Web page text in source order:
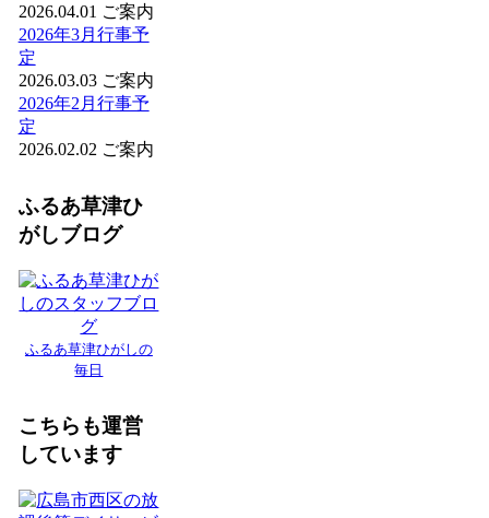
2026.04.01 ご案内
2026年3月行事予
定
2026.03.03 ご案内
2026年2月行事予
定
2026.02.02 ご案内
ふるあ草津ひ
がしブログ
ふるあ草津ひがしの
毎日
こちらも運営
しています